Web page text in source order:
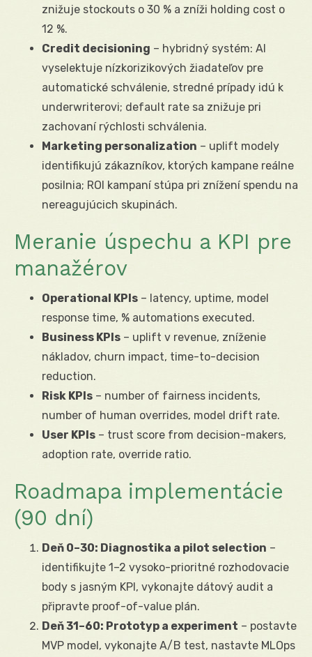
znižuje stockouts o 30 % a zníži holding cost o
12 %.
Credit decisioning – hybridný systém: AI
vyselektuje nízkorizikových žiadateľov pre
automatické schválenie, stredné prípady idú k
underwriterovi; default rate sa znižuje pri
zachovaní rýchlosti schválenia.
Marketing personalization – uplift modely
identifikujú zákazníkov, ktorých kampane reálne
posilnia; ROI kampaní stúpa pri znížení spendu na
nereagujúcich skupinách.
Meranie úspechu a KPI pre
manažérov
Operational KPIs – latency, uptime, model
response time, % automations executed.
Business KPIs – uplift v revenue, zníženie
nákladov, churn impact, time-to-decision
reduction.
Risk KPIs – number of fairness incidents,
number of human overrides, model drift rate.
User KPIs – trust score from decision-makers,
adoption rate, override ratio.
Roadmapa implementácie
(90 dní)
Deň 0–30: Diagnostika a pilot selection –
identifikujte 1–2 vysoko-prioritné rozhodovacie
body s jasným KPI, vykonajte dátový audit a
připravte proof-of-value plán.
Deň 31–60: Prototyp a experiment – postavte
MVP model, vykonajte A/B test, nastavte MLOps